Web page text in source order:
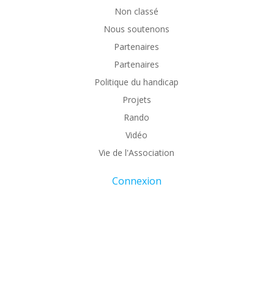
Non classé
Nous soutenons
Partenaires
Partenaires
Politique du handicap
Projets
Rando
Vidéo
Vie de l'Association
Connexion